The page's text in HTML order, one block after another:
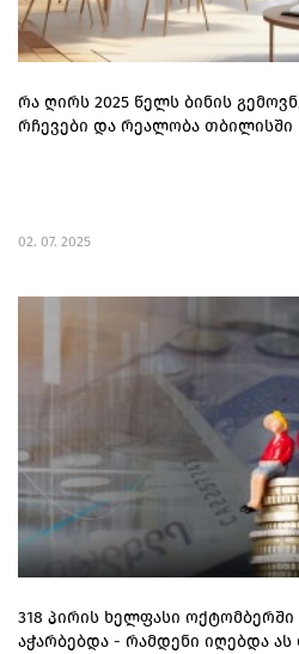
რა ღირს 2025 წელს ბინის
რჩევები და რეალობა თბილისში
02. 07. 2025
318 პირის ხელფასი
აჭარბებდა - რამდენი იღებდა